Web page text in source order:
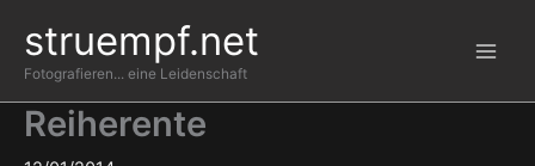
Inhalt
springen
struempf.net
Fotografieren... eine Leidenschaft
Reiherente